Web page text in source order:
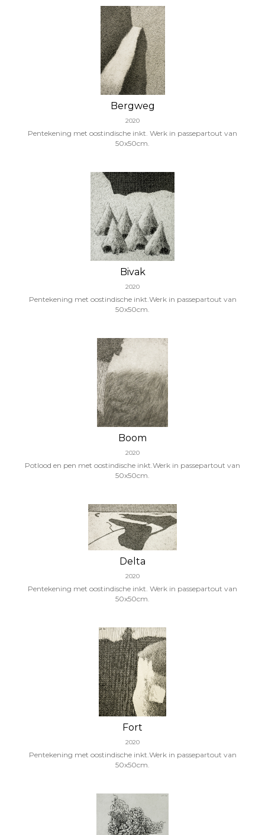
Bergweg
2020
Pentekening met oostindische inkt. Werk in passepartout van
50x50cm.
Bivak
2020
Pentekening met oostindische inkt.Werk in passepartout van
50x50cm.
Boom
2020
Potlood en pen met oostindische inkt.Werk in passepartout van
50x50cm.
Delta
2020
Pentekening met oostindische inkt. Werk in passepartout van
50x50cm.
Fort
2020
Pentekening met oostindische inkt.Werk in passepartout van
50x50cm.